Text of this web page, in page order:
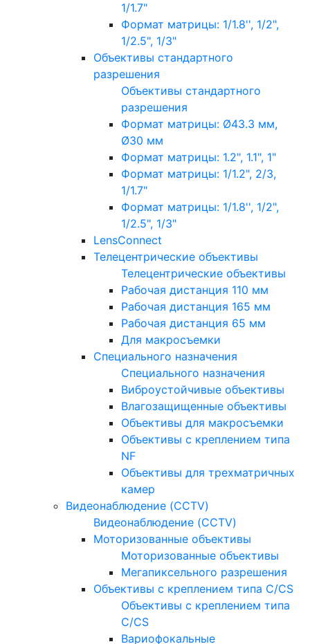
1/1.7"
Формат матрицы: 1/1.8'', 1/2",
1/2.5", 1/3"
Объективы стандартного
разрешения
Объективы стандартного
разрешения
Формат матрицы: Ø43.3 мм,
Ø30 мм
Формат матрицы: 1.2", 1.1", 1"
Формат матрицы: 1/1.2", 2/3,
1/1.7"
Формат матрицы: 1/1.8'', 1/2",
1/2.5", 1/3"
LensConnect
Телецентрические объективы
Телецентрические объективы
Рабочая дистанция 110 мм
Рабочая дистанция 165 мм
Рабочая дистанция 65 мм
Для макросъемки
Специального назначения
Специального назначения
Виброустойчивые объективы
Влагозащищенные объективы
Объективы для макросъемки
Объективы с креплением типа
NF
Объективы для трехматричных
камер
Видеонаблюдение (CCTV)
Видеонаблюдение (CCTV)
Моторизованные объективы
Моторизованные объективы
Мегапиксельного разрешения
Объективы с креплением типа C/CS
Объективы с креплением типа
C/CS
Вариофокальные